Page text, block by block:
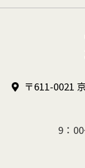
〒611-0021
9：